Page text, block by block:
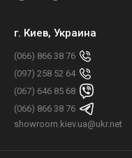
г. Киев, Украина
(066) 866 38 76
(097) 258 52 64
(067) 646 85 68
(066) 866 38 76
showroom.kiev.ua@ukr.net